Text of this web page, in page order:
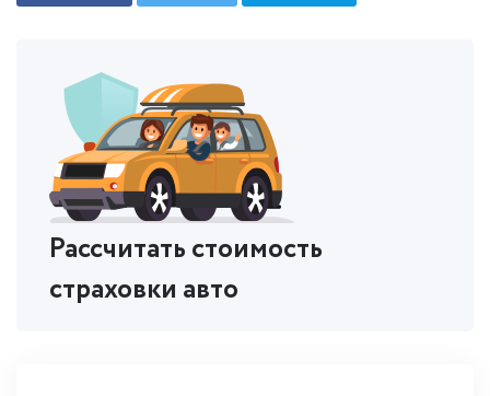
Рассчитать стоимость
страховки авто